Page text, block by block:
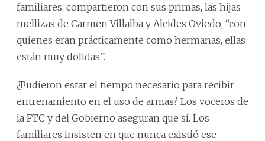
familiares, compartieron con sus primas, las hijas
mellizas de Carmen Villalba y Alcides Oviedo, “con
quienes eran prácticamente como hermanas, ellas
están muy dolidas”.
¿Pudieron estar el tiempo necesario para recibir
entrenamiento en el uso de armas? Los voceros de
la FTC y del Gobierno aseguran que sí. Los
familiares insisten en que nunca existió ese